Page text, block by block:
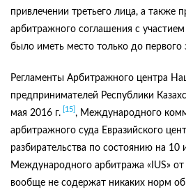
привлечении третьего лица, а также
арбитражного соглашения с
было иметь место только до первого
Регламенты Арбитражного центра
предпринимателей Республики
мая 2016 г.
[15] , Международного
арбитражного суда Евразийского
разбирательства по состоянию на 10
Международного арбитража «IUS» от
вообще не содержат никаких норм об